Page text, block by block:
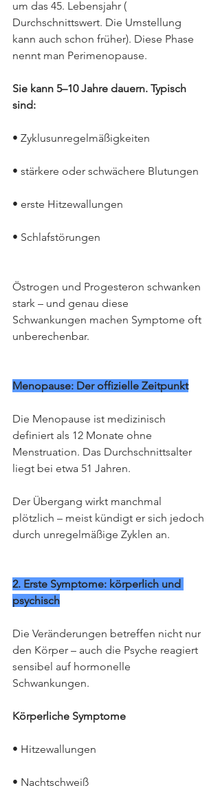
um das 45. Lebensjahr (
Durchschnittswert. Die Umstellung
kann auch schon früher). Diese Phase
nennt man Perimenopause.
Sie kann 5–10 Jahre dauern. Typisch
sind:
• Zyklusunregelmäßigkeiten
• stärkere oder schwächere Blutungen
• erste Hitzewallungen
• Schlafstörungen
Östrogen und Progesteron schwanken
stark – und genau diese
Schwankungen machen Symptome oft
unberechenbar.
Menopause: Der offizielle Zeitpunkt
Die Menopause ist medizinisch
definiert als 12 Monate ohne
Menstruation. Das Durchschnittsalter
liegt bei etwa 51 Jahren.
Der Übergang wirkt manchmal
plötzlich – meist kündigt er sich jedoch
durch unregelmäßige Zyklen an.
2. Erste Symptome: körperlich und
psychisch
Die Veränderungen betreffen nicht nur
den Körper – auch die Psyche reagiert
sensibel auf hormonelle
Schwankungen.
Körperliche Symptome
• Hitzewallungen
• Nachtschweiß